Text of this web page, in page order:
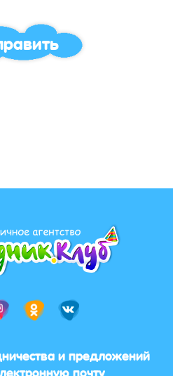
и предложений
почту